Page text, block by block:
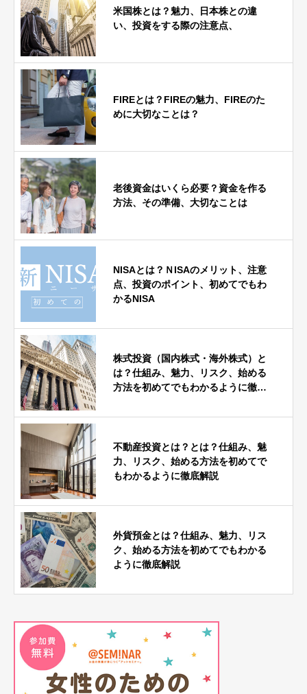
米国株とは？魅力、日本株との違
い、投資をする際の注意点、
FIREとは？FIREの魅力、FIREのた
めに大切なことは？
老後資金はいくら必要？資金を作る
方法、その準備、大切なことは
NISAとは？ＮISAのメリット、注意
点、投資のポイント、初めてでもわ
かるNISA
株式投資（国内株式・海外株式）と
は？仕組み、魅力、リスク、始める
方法を初めてでもわかるように徹底
不動産投資とは？とは？仕組み、魅
力、リスク、始める方法を初めてで
もわかるように徹底解説
外貨預金とは？仕組み、魅力、リス
ク、始める方法を初めてでもわかる
ように徹底解説